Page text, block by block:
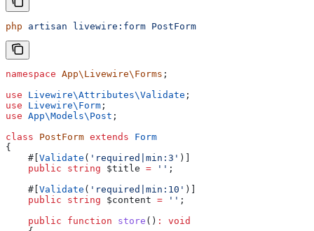
php artisan livewire:form PostForm
namespace App\Livewire\Forms ;
use Livewire\Attributes\Validate ;
use Livewire\ Form ;
use App\Models\ Post ;
class PostForm extends Form
{
    #[
Validate ( 'required|min:3' )]
    public
string $title = '' ;
    #[
Validate ( 'required|min:10' )]
    public
string $content = '' ;
    public
function store () :
void